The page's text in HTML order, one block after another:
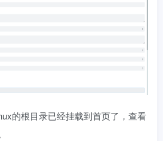
的根目录已经挂载到首页了，查看